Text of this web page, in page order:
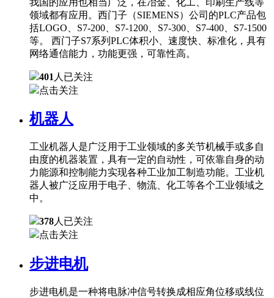
领域都有应用。西门子（SIEMENS）公司的PLC产品包
括LOGO、S7-200、S7-1200、S7-300、S7-400、S7-1500
等。 西门子S7系列PLC体积小、速度快、标准化，具有
网络通信能力，功能更强，可靠性高。
401 人已关注
点击关注
机器人
工业机器人是广泛用于工业领域的多关节机械手或多自
由度的机器装置，具有一定的自动性，可依靠自身的动
力能源和控制能力实现各种工业加工制造功能。工业机
器人被广泛应用于电子、物流、化工等各个工业领域之
中。
378人已关注
点击关注
步进电机
步进电机是一种将电脉冲信号转换成相应角位移或线位